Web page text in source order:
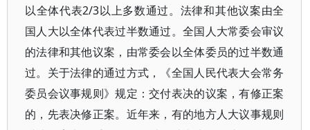
以全体代表2/3以上多数通过。法律和其他议案由全
国人大以全体代表过半数通过。全国人大常委会审议
的法律和其他议案，由常委会以全体委员的过半数通
过。关于法律的通过方式，《全国人民代表大会常务
委员会议事规则》规定：交付表决的议案，有修正案
的，先表决修正案。近年来，有的地方人大议事规则